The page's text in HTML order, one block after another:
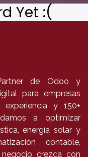
Yet :(
de Odoo y
para empresas
y 150+
a optimizar
energía solar y
contable,
crezca con